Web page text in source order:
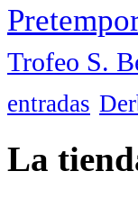
Trofeo S.
entradas
La